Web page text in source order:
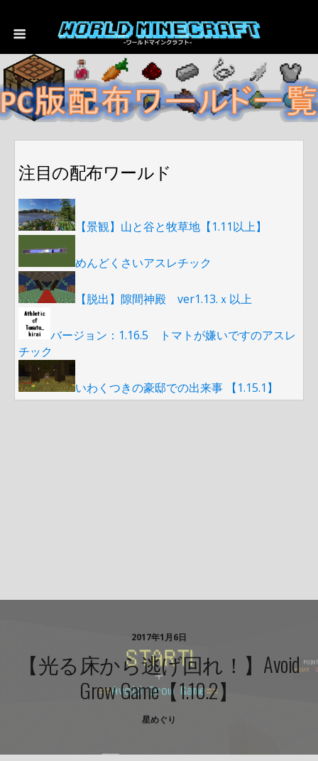
注目の配布ワールド
【景観】山と谷と牧草地【1.11以上】
めんどくさいアスレチック
【脱出】隙間神殿 ver1.13.ｘ以上
バージョン：1.16.5 トマトが嫌いですのアスレ
チック
いわくつきの豪邸での出来事 【1.15.1】
2017年1月6日
【光る床から逃げ回れ！】Avoid
Grow Game【1.10.2】
星めぐり